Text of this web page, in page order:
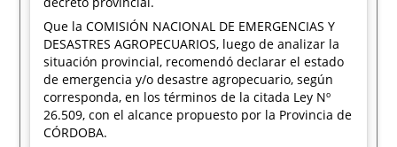
Que la COMISIÓN NACIONAL DE EMERGENCIAS Y
DESASTRES AGROPECUARIOS, luego de analizar la
situación provincial, recomendó declarar el estado
de emergencia y/o desastre agropecuario, según
corresponda, en los términos de la citada Ley Nº
26.509, con el alcance propuesto por la Provincia de
CÓRDOBA.